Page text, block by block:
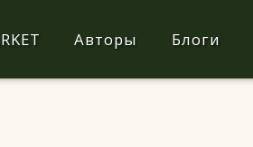
Авторы Блоги